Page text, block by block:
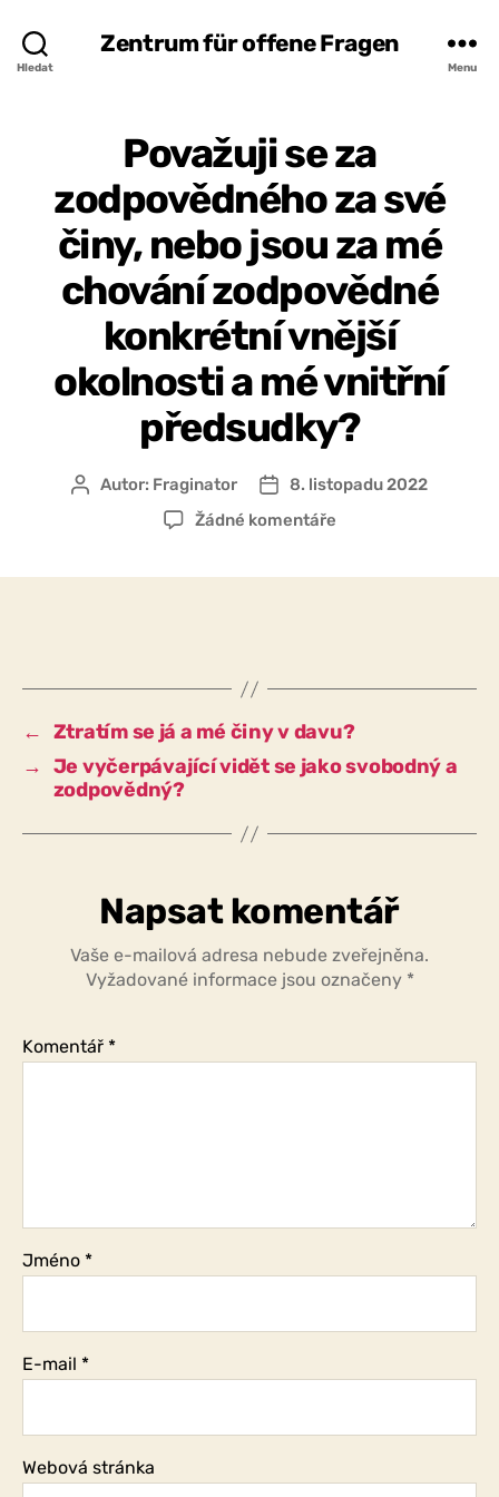
Hledat
Zentrum für offene Fragen
Menu
Považuji se za
zodpovědného za své
činy, nebo jsou za mé
chování zodpovědné
konkrétní vnější
okolnosti a mé vnitřní
předsudky?
AutorAutor: Fraginator
Datum
příspěvku
8. listopadu 2022
Žádné komentářeu
zodpovědného
své
činy,
za
zodpovědné
vnější
okolnosti
vnitřní
← Ztratím se já a mé činy v davu?
→ Je vyčerpávající vidět se jako svobodný a
zodpovědný?
Napsat komentář
Vaše e-mailová adresa nebude zveřejněna.
Vyžadované informace jsou označeny *
Komentář *
Jméno *
E-mail *
Webová stránka